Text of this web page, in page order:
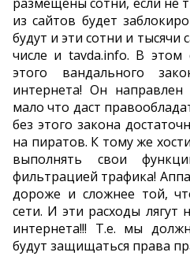
размещены сотни, если не
из сайтов будет
будут и эти сотни и тысячи
числе и tavda.info. В этом
этого вандального
интернета! Он
мало что даст
без этого закона
на пиратов. К тому же
выполнять свои
фильтрацией трафика!
дороже и сложнее той,
сети. И эти расходы лягут
интернета!!! Т.е. мы
будут защищаться права